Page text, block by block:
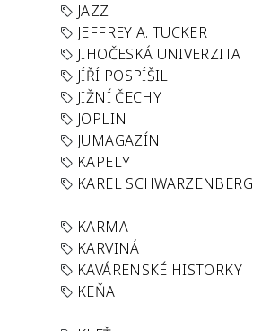
JAZZ
JEFFREY A. TUCKER
JIHOČESKÁ UNIVERZITA
JÍŘÍ POSPÍŠIL
JIŽNÍ ČECHY
JOPLIN
JUMAGAZÍN
KAPELY
KAREL SCHWARZENBERG
KARMA
KARVINÁ
KAVÁRENSKÉ HISTORKY
KEŇA